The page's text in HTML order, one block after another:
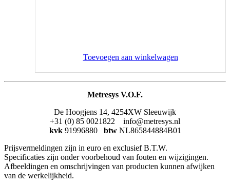
Toevoegen aan winkelwagen
Metresys V.O.F.
De Hoogjens 14, 4254XW Sleeuwijk
+31 (0) 85 0021822 info@metresys.nl
kvk 91996880 btw NL865844884B01
Prijsvermeldingen zijn in euro en exclusief B.T.W.
Specificaties zijn onder voorbehoud van fouten en wijzigingen.
Afbeeldingen en omschrijvingen van producten kunnen afwijken
van de werkelijkheid.